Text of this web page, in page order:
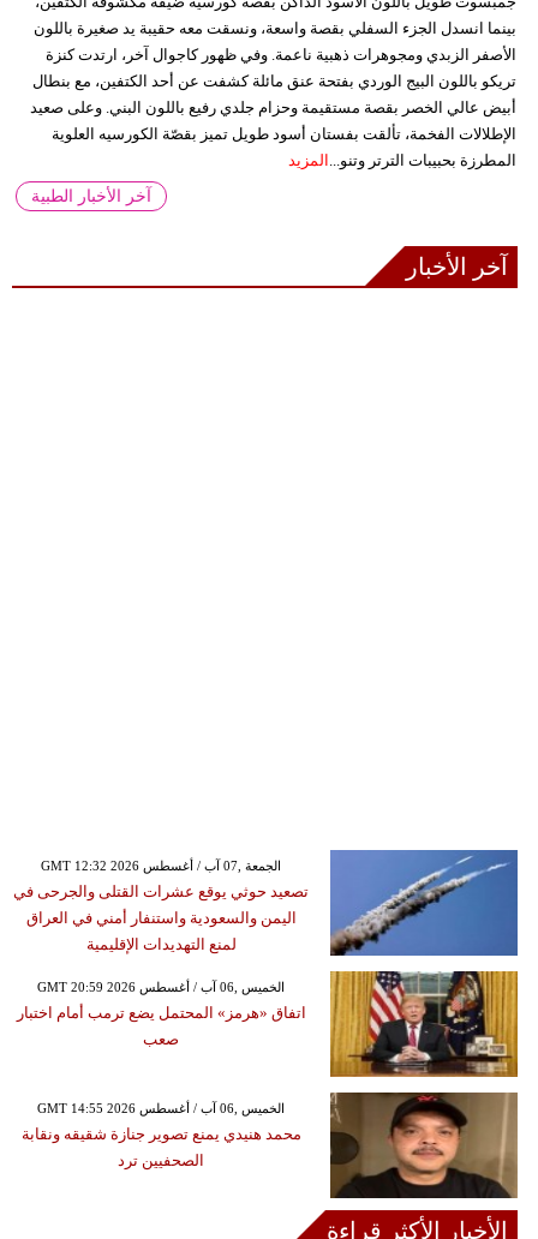
بينما انسدل الجزء السفلي بقصة واسعة، ونسقت معه حقيبة يد صغيرة باللون
الأصفر الزبدي ومجوهرات ذهبية ناعمة. وفي ظهور كاجوال آخر، ارتدت كنزة
تريكو باللون البيج الوردي بفتحة عنق مائلة كشفت عن أحد الكتفين، مع بنطال
أبيض عالي الخصر بقصة مستقيمة وحزام جلدي رفيع باللون البني. وعلى صعيد
الإطلالات الفخمة، تألقت بفستان أسود طويل تميز بقصّة الكورسيه العلوية
المطرزة بحبيبات الترتر وتنو... المزيد
آخر الأخبار الطبية
آخر الأخبار
GMT 12:32 2026 الجمعة ,07 آب / أغسطس
تصعيد حوثي يوقع عشرات القتلى والجرحى في
اليمن والسعودية واستنفار أمني في العراق
لمنع التهديدات الإقليمية
GMT 20:59 2026 الخميس ,06 آب / أغسطس
اتفاق «هرمز» المحتمل يضع ترمب أمام اختبار
صعب
GMT 14:55 2026 الخميس ,06 آب / أغسطس
محمد هنيدي يمنع تصوير جنازة شقيقه ونقابة
الصحفيين ترد
الأخبار الأكثر قراءة